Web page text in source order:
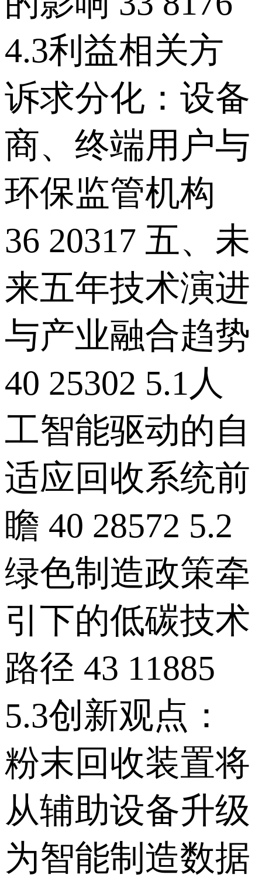
4.3利益相关方
诉求分化：设备
商、终端用户与
环保监管机构
36 20317 五、未
来五年技术演进
与产业融合趋势
40 25302 5.1人
工智能驱动的自
适应回收系统前
瞻 40 28572 5.2
绿色制造政策牵
引下的低碳技术
路径 43 11885
5.3创新观点：
粉末回收装置将
从辅助设备升级
为智能制造数据